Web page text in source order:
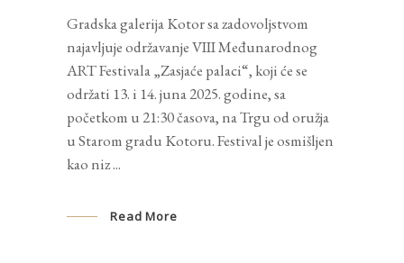
Gradska galerija Kotor sa zadovoljstvom
najavljuje održavanje VIII Međunarodnog
ART Festivala „Zasjaće palaci“, koji će se
održati 13. i 14. juna 2025. godine, sa
početkom u 21:30 časova, na Trgu od oružja
u Starom gradu Kotoru. Festival je osmišljen
kao niz
Read More